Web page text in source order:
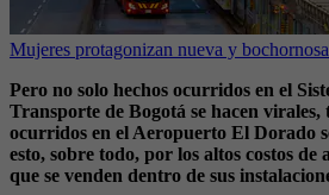
Mujeres protagonizan nueva y
Pero no solo hechos ocurridos en el
Transporte de Bogotá se hacen virales,
ocurridos en el Aeropuerto El Dorado
esto, sobre todo, por los altos costos de
que se venden dentro de sus